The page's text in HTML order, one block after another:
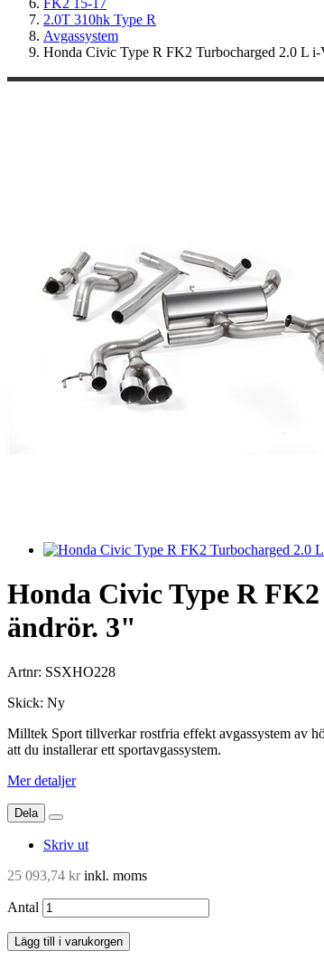
FK2 15-17
2.0T 310hk Type R
Avgassystem
Honda Civic Type R FK2 Turbocharged 2.0 L
Honda Civic Type R
ändrör. 3"
Artnr: SSXHO228
Skick: Ny
Milltek Sport tillverkar rostfria effekt avgassystem av
att du installerar ett sportavgassystem.
Mer detaljer
Dela
Skriv ut
25 093,74 krinkl. moms
Antal
Lägg till i varukorgen